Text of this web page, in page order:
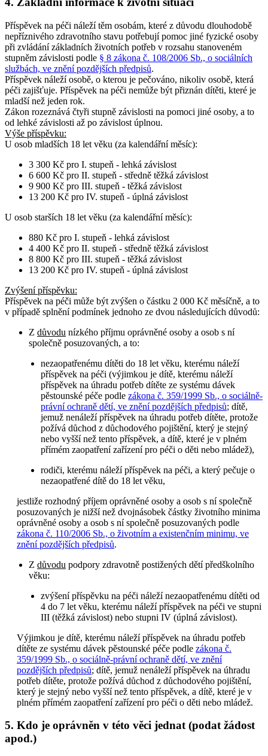
Příspěvek na péči náleží těm osobám, které z důvodu dlouhodobě
nepříznivého zdravotního stavu potřebují pomoc jiné fyzické osoby
při zvládání základních životních potřeb v rozsahu stanoveném
stupněm závislosti podle § 8 zákona č. 108/2006 Sb., o sociálních
službách, ve znění pozdějších předpisů.
Příspěvek náleží osobě, o kterou je pečováno, nikoliv osobě, která
péči zajišťuje. Příspěvek na péči nemůže být přiznán dítěti, které je
mladší než jeden rok.
Zákon rozeznává čtyři stupně závislosti na pomoci jiné osoby, a to
od lehké závislosti až po závislost úplnou.
Výše příspěvku:
U osob mladších 18 let věku (za kalendářní měsíc):
3 300 Kč pro I. stupeň - lehká závislost
6 600 Kč pro II. stupeň - středně těžká závislost
9 900 Kč pro III. stupeň - těžká závislost
13 200 Kč pro IV. stupeň - úplná závislost
U osob starších 18 let věku (za kalendářní měsíc):
880 Kč pro I. stupeň - lehká závislost
4 400 Kč pro II. stupeň - středně těžká závislost
8 800 Kč pro III. stupeň - těžká závislost
13 200 Kč pro IV. stupeň - úplná závislost
Zvýšení příspěvku:
Příspěvek na péči může být zvýšen o částku 2 000 Kč měsíčně, a to
v případě splnění podmínek jednoho ze dvou následujících důvodů:
Z důvodu nízkého příjmu oprávněné osoby a osob s ní
společně posuzovaných, a to:
nezaopatřenému dítěti do 18 let věku, kterému náleží
příspěvek na péči (výjimkou je dítě, kterému náleží
příspěvek na úhradu potřeb dítěte ze systému dávek
pěstounské péče podlezákona č. 359/1999 Sb., o sociálně-
právní ochraně dětí, ve znění pozdějších předpisů; dítě,
jemuž nenáleží příspěvek na úhradu potřeb dítěte, protože
požívá důchod z důchodového pojištění, který je stejný
nebo vyšší než tento příspěvek, a dítě, které je v plném
přímém zaopatření zařízení pro péči o děti nebo mládež),
rodiči, kterému náleží příspěvek na péči, a který pečuje o
nezaopatřené dítě do 18 let věku,
jestliže rozhodný příjem oprávněné osoby a osob s ní společně
posuzovaných je nižší než dvojnásobek částky životního minima
oprávněné osoby a osob s ní společně posuzovaných podle
zákona č. 110/2006 Sb., o životním a existenčním minimu, ve
znění pozdějších předpisů.
Z důvodu podpory zdravotně postižených dětí předškolního
věku:
zvýšení příspěvku na péči náleží nezaopatřenému dítěti od
4 do 7 let věku, kterému náleží příspěvek na péči ve stupni
III (těžká závislost) nebo stupni IV (úplná závislost).
Výjimkou je dítě, kterému náleží příspěvek na úhradu potřeb
dítěte ze systému dávek pěstounské péče podlezákona č.
359/1999 Sb., o sociálně-právní ochraně dětí, ve znění
pozdějších předpisů; dítě, jemuž nenáleží příspěvek na úhradu
potřeb dítěte, protože požívá důchod z důchodového pojištění,
který je stejný nebo vyšší než tento příspěvek, a dítě, které je v
plném přímém zaopatření zařízení pro péči o děti nebo mládež.
5. Kdo je oprávněn v této věci jednat (podat žádost
apod.)